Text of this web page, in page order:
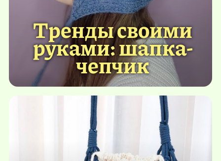
Тренды своими
руками: шапка-
чепчик